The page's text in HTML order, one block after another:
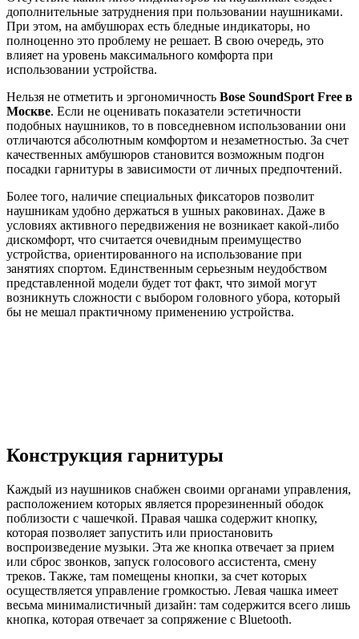
дополнительные затруднения при пользовании наушниками.
При этом, на амбушюрах есть бледные индикаторы, но
полноценно это проблему не решает. В свою очередь, это
влияет на уровень максимального комфорта при
использовании устройства.
Нельзя не отметить и эргономичность Bose SoundSport Free в
Москве. Если не оценивать показатели эстетичности
подобных наушников, то в повседневном использовании они
отличаются абсолютным комфортом и незаметностью. За счет
качественных амбушюров становится возможным подгон
посадки гарнитуры в зависимости от личных предпочтений.
Более того, наличие специальных фиксаторов позволит
наушникам удобно держаться в ушных раковинах. Даже в
условиях активного передвижения не возникает какой-либо
дискомфорт, что считается очевидным преимущество
устройства, ориентированного на использование при
занятиях спортом. Единственным серьезным неудобством
представленной модели будет тот факт, что зимой могут
возникнуть сложности с выбором головного убора, который
бы не мешал практичному применению устройства.
Конструкция гарнитуры
Каждый из наушников снабжен своими органами управления,
расположением которых является прорезиненный ободок
поблизости с чашечкой. Правая чашка содержит кнопку,
которая позволяет запустить или приостановить
воспроизведение музыки. Эта же кнопка отвечает за прием
или сброс звонков, запуск голосового ассистента, смену
треков. Также, там помещены кнопки, за счет которых
осуществляется управление громкостью. Левая чашка имеет
весьма минималистичный дизайн: там содержится всего лишь
кнопка, которая отвечает за сопряжение с Bluetooth.